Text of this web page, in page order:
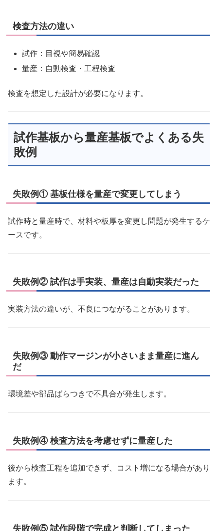
検査方法の違い
試作：目視や簡易確認
量産：自動検査・工程検査
検査を想定した設計が必要になります。
試作基板から量産基板でよくある失
敗例
失敗例① 基板仕様を量産で変更してしまう
試作時と量産時で、材料や板厚を変更し問題が発生するケ
ースです。
失敗例② 試作は手実装、量産は自動実装だった
実装方法の違いが、不良につながることがあります。
失敗例③ 動作マージンが小さいまま量産に進ん
だ
環境差や部品ばらつきで不具合が発生します。
失敗例④ 検査方法を考慮せずに量産した
後から検査工程を追加できず、コスト増になる場合があり
ます。
失敗例⑤ 試作段階で完成と判断してしまった